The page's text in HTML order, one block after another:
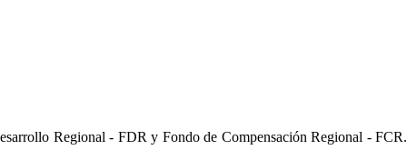
Regional - FDR y Fondo de Compensación Regional - FCR.